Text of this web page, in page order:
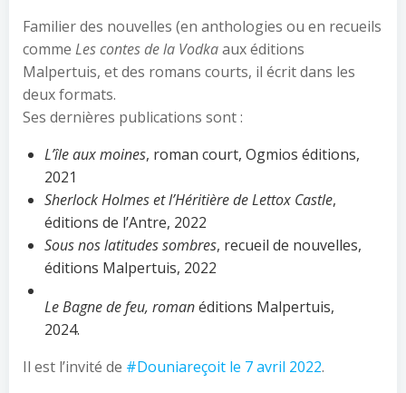
Familier des nouvelles (en anthologies ou en recueils
comme Les contes de la Vodkaaux éditions
Malpertuis, et des romans courts, il écrit dans les
deux formats.
Ses dernières publications sont :
L’île aux moines, roman court, Ogmios éditions,
2021
Sherlock Holmes et l’Héritière de Lettox Castle,
éditions de l’Antre, 2022
Sous nos latitudes sombres, recueil de nouvelles,
éditions Malpertuis, 2022
Le Bagne de feu, romanéditions Malpertuis,
2024.
Il est l’invité de #Douniareçoit le 7 avril 2022.